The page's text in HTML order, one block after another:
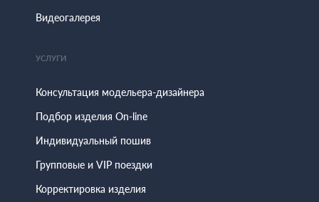
Видеогалерея
УСЛУГИ
Консультация модельера-дизайнера
Подбор изделия On-line
Индивидуальный пошив
Групповые и VIP поездки
Корректировка изделия